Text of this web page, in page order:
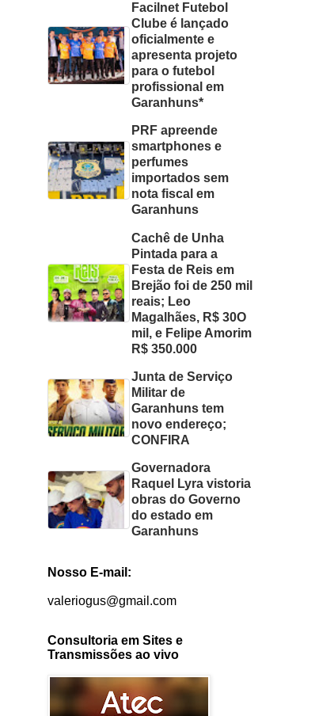
Facilnet Futebol
Clube é lançado
oficialmente e
apresenta projeto
para o futebol
profissional em
Garanhuns*
PRF apreende
smartphones e
perfumes
importados sem
nota fiscal em
Garanhuns
Cachê de Unha
Pintada para a
Festa de Reis em
Brejão foi de 250 mil
reais; Leo
Magalhães, R$ 30O
mil, e Felipe Amorim
R$ 350.000
Junta de Serviço
Militar de
Garanhuns tem
novo endereço;
CONFIRA
Governadora
Raquel Lyra vistoria
obras do Governo
do estado em
Garanhuns
Nosso E-mail:
valeriogus@gmail.com
Consultoria em Sites e
Transmissões ao vivo